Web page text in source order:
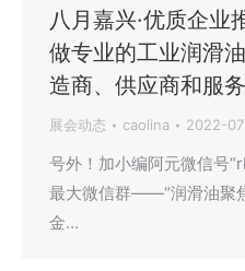
八月嘉兴·优质企业
做专业的工业润滑
造商、供应商和服
展会动态 caolina 2022-
号外！加小编阿元微信号
最大微信群——“润滑油聚
金…